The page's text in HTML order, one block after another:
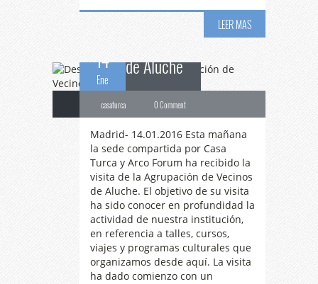
LEER MAS
14
Ene
Agrupación de Vecinos
de Aluche
casaturca 0 Comment
Madrid- 14.01.2016 Esta mañana
la sede compartida por Casa
Turca y Arco Forum ha recibido la
visita de la Agrupación de Vecinos
de Aluche. El objetivo de su visita
ha sido conocer en profundidad la
actividad de nuestra institución,
en referencia a talles, cursos,
viajes y programas culturales que
organizamos desde aquí. La visita
ha dado comienzo con un